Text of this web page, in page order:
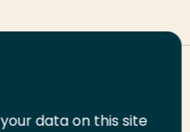
data on this site